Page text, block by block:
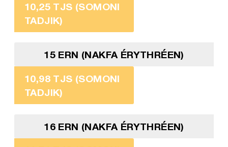
10,25 TJS (SOMONI
TADJIK)
15 ERN (NAKFA ÉRYTHRÉEN)
10,98 TJS (SOMONI
TADJIK)
16 ERN (NAKFA ÉRYTHRÉEN)